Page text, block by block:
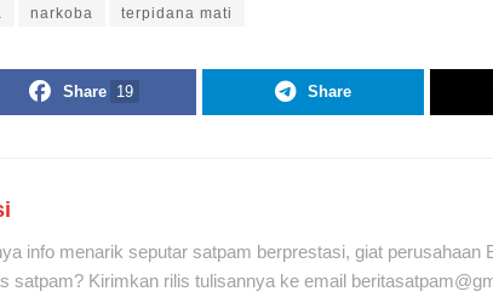
narkoba terpidana mati
Share 19 Share
info menarik seputar satpam berprestasi, giat perusahaan
satpam? Kirimkan rilis tulisannya ke email